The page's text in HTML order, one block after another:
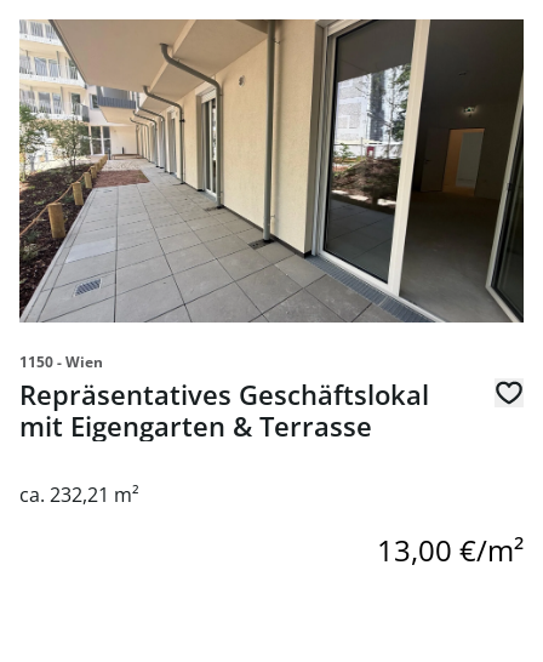
Link zur Seite Repräsentatives Geschäftslokal mit
1150 - Wien
Repräsentatives Geschäftslokal
mit Eigengarten & Terrasse
ca. 232,21 m²
13,00 €/m²